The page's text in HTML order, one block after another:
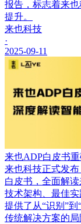
报告，标志着来
提升。
来也科技
·
2025-09-11
来也ADP白皮书
来也科技正式发布
白皮书，全面解
技术架构、最佳
提供了从“识别”
传统解决方案的局